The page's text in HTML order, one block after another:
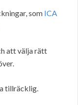
som ICA
att välja rätt
tillräcklig.